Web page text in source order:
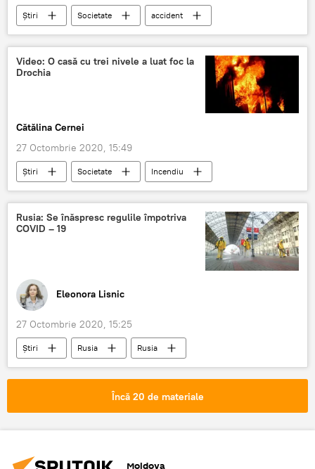
Știri Societate
accident
șofer
alcool
Video: O casă cu trei nivele a luat foc la
Drochia
Cătălina Cernei
27 Octombrie 2020, 15:49
Știri Societate
Incendiu
casă
locuință
Rusia: Se înăspresc regulile împotriva
COVID – 19
Eleonora Lisnic
27 Octombrie 2020, 15:25
Știri Rusia
Rusia
COVID-19
Încă 20 de materiale
Moldova